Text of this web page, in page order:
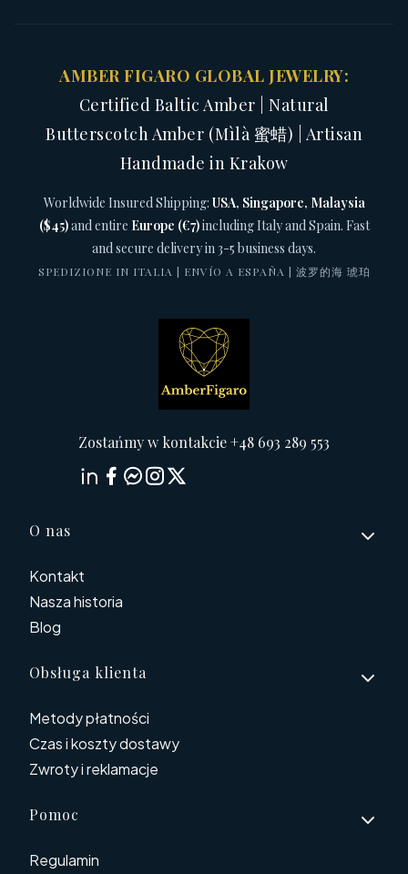
AMBER FIGARO GLOBAL JEWELRY:
Certified Baltic Amber | Natural
Butterscotch Amber (Mìlà 蜜蜡) | Artisan
Handmade in Krakow
Worldwide Insured Shipping: USA, Singapore, Malaysia
($45)and entire Europe (€7)including Italy and Spain. Fast
and secure delivery in 3-5 business days.
SPEDIZIONE IN ITALIA | ENVÍO A ESPAÑA | 波罗的海 琥珀
Zostańmy w kontakcie +48 693 289 553
Linki w stopce
O nas
Kontakt
Nasza historia
Blog
Obsługa klienta
Metody płatności
Czas i koszty dostawy
Zwroty i reklamacje
Pomoc
Regulamin